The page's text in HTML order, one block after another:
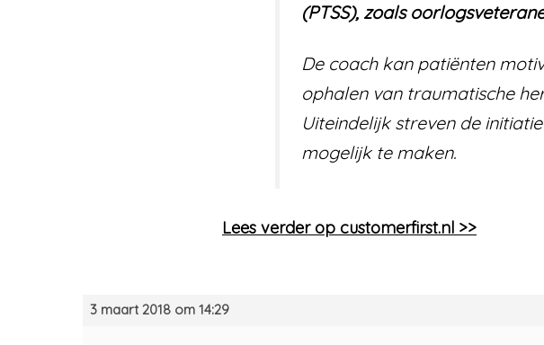
(PTSS), zoals
De coach kan patiënten
ophalen van traumatische
Uiteindelijk streven de
mogelijk te maken.
Lees verder op customerfirst.nl >>
3 maart 2018 om 14:29